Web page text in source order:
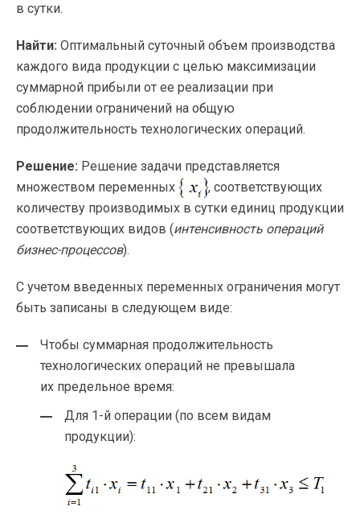
в сутки.
Найти: Оптимальный суточный объем производства
каждого вида продукции с целью максимизации
суммарной прибыли от ее реализации при
соблюдении ограничений на общую
продолжительность технологических операций.
Решение: Решение задачи представляется
множеством переменных
, соответствующих
количеству производимых в сутки единиц продукции
соответствующих видов (интенсивность операций
бизнес-процессов).
С учетом введенных переменных ограничения могут
быть записаны в следующем виде:
Чтобы суммарная продолжительность
технологических операций не превышала
их предельное время:
Для 1-й операции (по всем видам
продукции):